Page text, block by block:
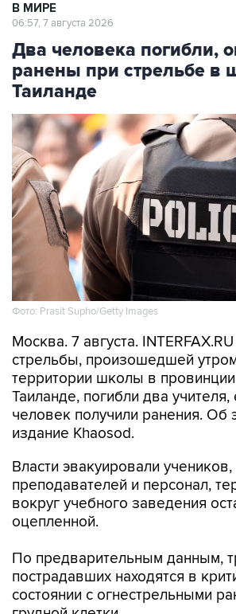
В МИРЕ
06:57, 7 августа 2026
Два человека погибли,
ранены при стрельбе в
Таиланде
Фото: Prasit Supho/Getty Images
Москва. 7 августа.
стрельбы, произошедшей
территории школы в
Таиланде, погибли два
человек получили ранения. Об
издание Khaosod.
Власти эвакуировали учеников,
преподавателей и персонал,
вокруг учебного заведения
оцепленной.
По предварительным данным,
пострадавших находятся в
состоянии с огнестрельными